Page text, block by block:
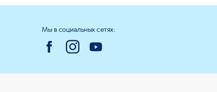
Мы в социальных сетях: